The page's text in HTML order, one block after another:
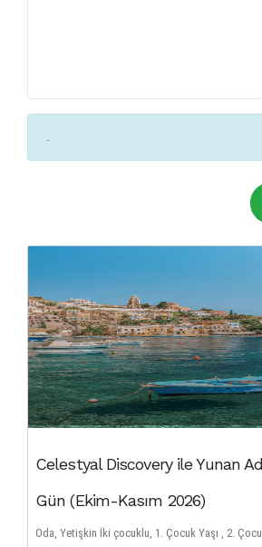
.
Celestyal Discovery ile Yunan
Gün (Ekim-Kasım 2026)
Oda, Yetişkin İki çocuklu, 1. Çocuk Yaşı , 2. Çocuk